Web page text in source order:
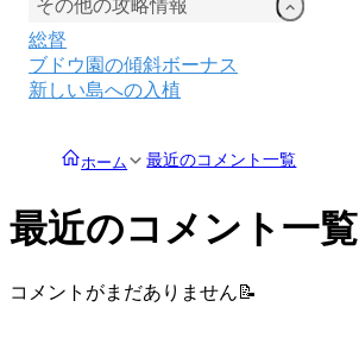
その他の攻略情報
総督
ブドウ園の傾斜ボーナス
新しい島への入植
ホーム 最近のコメント一覧
最近のコメント一覧
コメントがまだありません📝